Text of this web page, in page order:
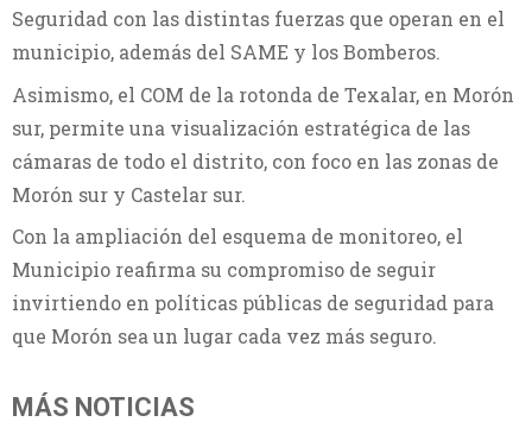
Seguridad con las distintas fuerzas que operan en el
municipio, además del SAME y los Bomberos.
Asimismo, el COM de la rotonda de Texalar, en Morón
sur, permite una visualización estratégica de las
cámaras de todo el distrito, con foco en las zonas de
Morón sur y Castelar sur.
Con la ampliación del esquema de monitoreo, el
Municipio reafirma su compromiso de seguir
invirtiendo en políticas públicas de seguridad para
que Morón sea un lugar cada vez más seguro.
MÁS NOTICIAS